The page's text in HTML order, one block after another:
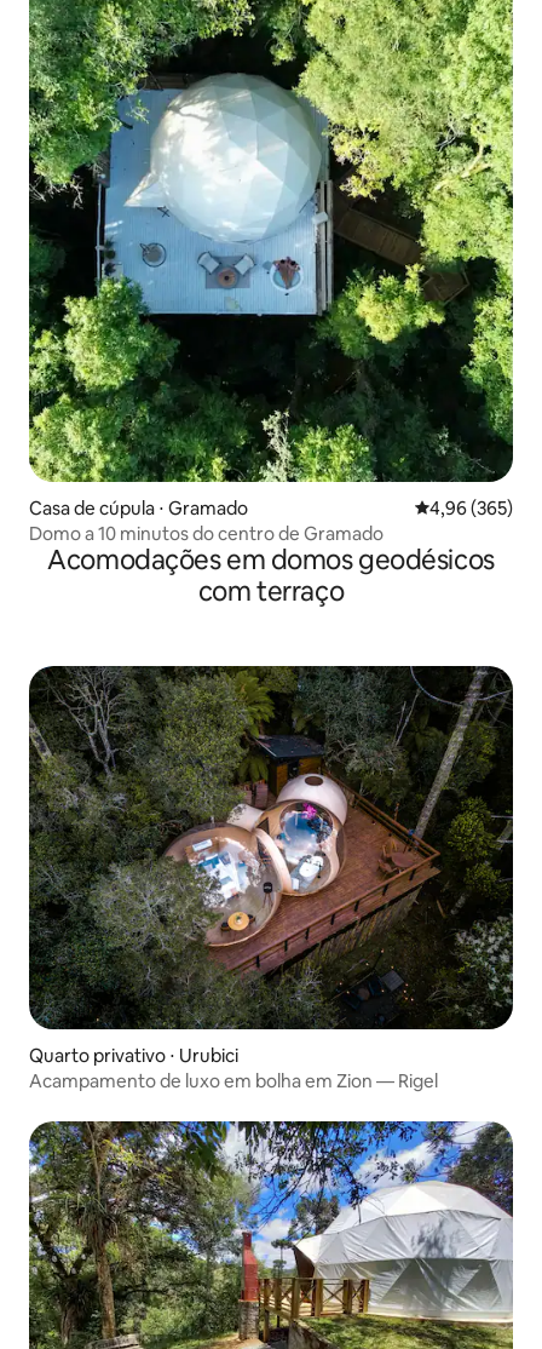
Casa de cúpula ⋅ Gramado 4,96 de uma
4,96 (365)
Domo a 10 minutos do centro de Gramado
Acomodações em domos geodésicos
com terraço
Quarto privativo ⋅ Urubici
Acampamento de luxo em bolha em Zion — Rigel